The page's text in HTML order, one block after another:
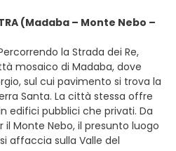
(Madaba – Monte Nebo –
la Strada dei Re,
mosaico di Madaba, dove
sul cui pavimento si trova la
Santa. La città stessa offre
edifici pubblici che privati. Da
il Monte Nebo, il presunto luogo
affaccia sulla Valle del